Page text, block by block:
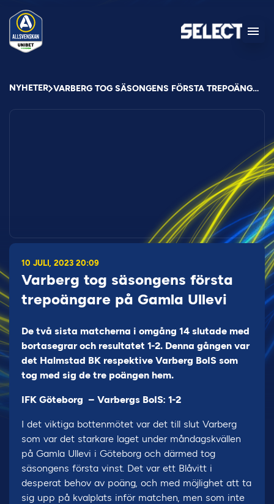
NYHETER VARBERG TOG SÄSONGENS FÖRSTA TREPOÄNGARE PÅ GAMLA ULLEVI
10 JULI, 2023 20:09
Varberg tog säsongens första
trepoängare på Gamla Ullevi
De två sista matcherna i omgång 14 slutade med
bortasegrar och resultatet 1-2. Denna gången var
det Halmstad BK respektive Varberg BoIS som
tog med sig de tre poängen hem.
IFK Göteborg – Varbergs BoIS: 1-2
I det viktiga bottenmötet var det till slut Varberg
som var det starkare laget under måndagskvällen
på Gamla Ullevi i Göteborg och därmed tog
säsongens första vinst. Det var ett Blåvitt i
desperat behov av poäng, och med möjlighet att ta
sig upp på kvalplats inför matchen, men som inte